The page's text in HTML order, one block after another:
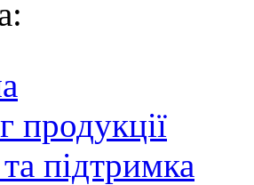
продукції
підтримка